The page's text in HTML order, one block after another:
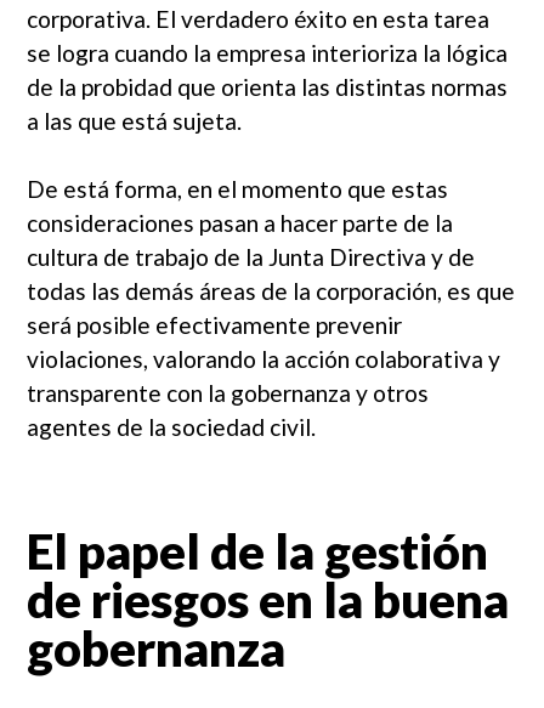
corporativa. El verdadero éxito en esta tarea
se logra cuando la empresa interioriza la lógica
de la probidad que orienta las distintas normas
a las que está sujeta.
De está forma, en el momento que estas
consideraciones pasan a hacer parte de la
cultura de trabajo de la Junta Directiva y de
todas las demás áreas de la corporación, es que
será posible efectivamente prevenir
violaciones, valorando la acción colaborativa y
transparente con la gobernanza y otros
agentes de la sociedad civil.
El papel de la gestión
de riesgos en la buena
gobernanza